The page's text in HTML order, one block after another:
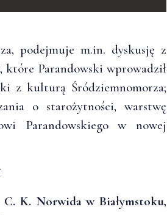
podejmuje m.in. dyskusję z
, które Parandowski wprowadził
z kulturą Śródziemnomorza;
o starożytności, warstwę
Parandowskiego w nowej
K. Norwida w Białymstoku,